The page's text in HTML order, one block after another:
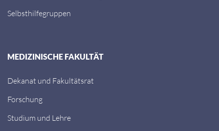
Selbsthilfegruppen
MEDIZINISCHE FAKULTÄT
Dekanat und Fakultätsrat
Forschung
Studium und Lehre